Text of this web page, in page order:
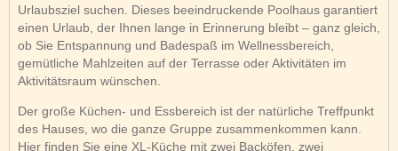
Urlaubsziel suchen. Dieses beeindruckende Poolhaus garantiert
einen Urlaub, der Ihnen lange in Erinnerung bleibt – ganz gleich,
ob Sie Entspannung und Badespaß im Wellnessbereich,
gemütliche Mahlzeiten auf der Terrasse oder Aktivitäten im
Aktivitätsraum wünschen.
Der große Küchen- und Essbereich ist der natürliche Treffpunkt
des Hauses, wo die ganze Gruppe zusammenkommen kann.
Hier finden Sie eine XL-Küche mit zwei Backöfen, zwei